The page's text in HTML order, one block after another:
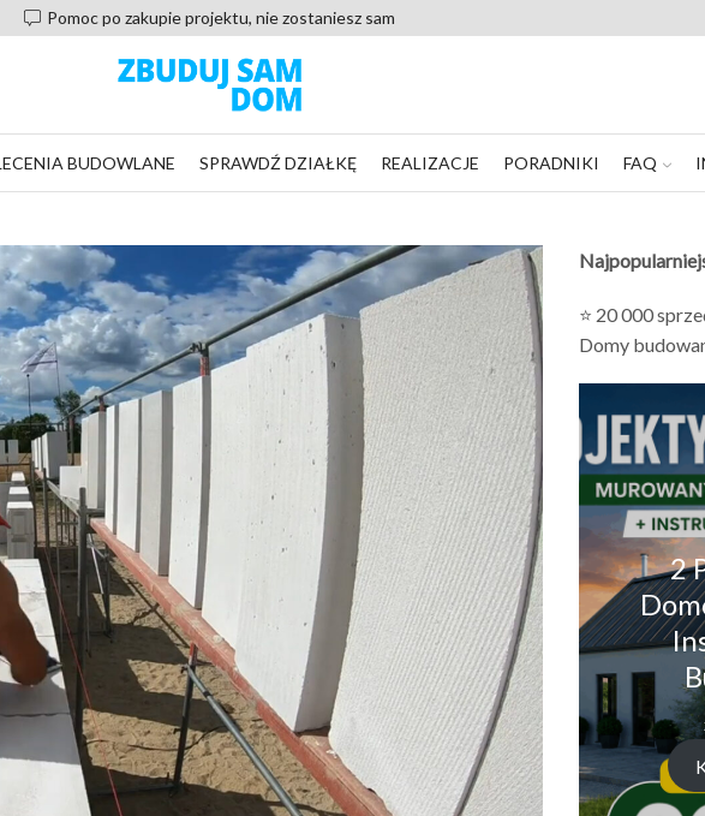
Pomoc po zakupie projektu, nie zostaniesz sam
BUDOWLANE SPRAWDŹ DZIAŁKĘ REALIZACJE PORADNIKI FAQ
⭐ 20 000
Domy
2